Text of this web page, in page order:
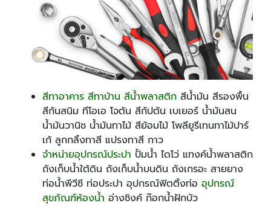
สีทาอาคาร สีทาบ้าน สีน้ำพลาสติก สีน้ำมัน สีรองพื้น
สีกันสนิม ทีโอเอ โจตัน สีกัปตัน เบเยอร์ น้ำมันสน
น้ำมันวานิช น้ำมันทาไม้ สีย้อมไม้ โพลียูรีเทนทาไม้ปาร์
เก้ ลูกกลิ้งทาสี แปรงทาสี กาว
จำหน่ายอุปกรณ์ประปา ปั้มน้ำ ไดโว่ แทงค์น้ำพลาสติก
ถังเก็บน้ำใต้ดิน ถังเก็บน้ำบนดิน ถังเกรอะ สายยาง
ท่อน้ำพีวีซี ท่อประปา อุปกรณ์ฟิตติ้งท่อ อุปกรณ์
สุขภัณฑ์ห้องน้ำ อ่างซิงค์ ก๊อกน้ำฝักบัว